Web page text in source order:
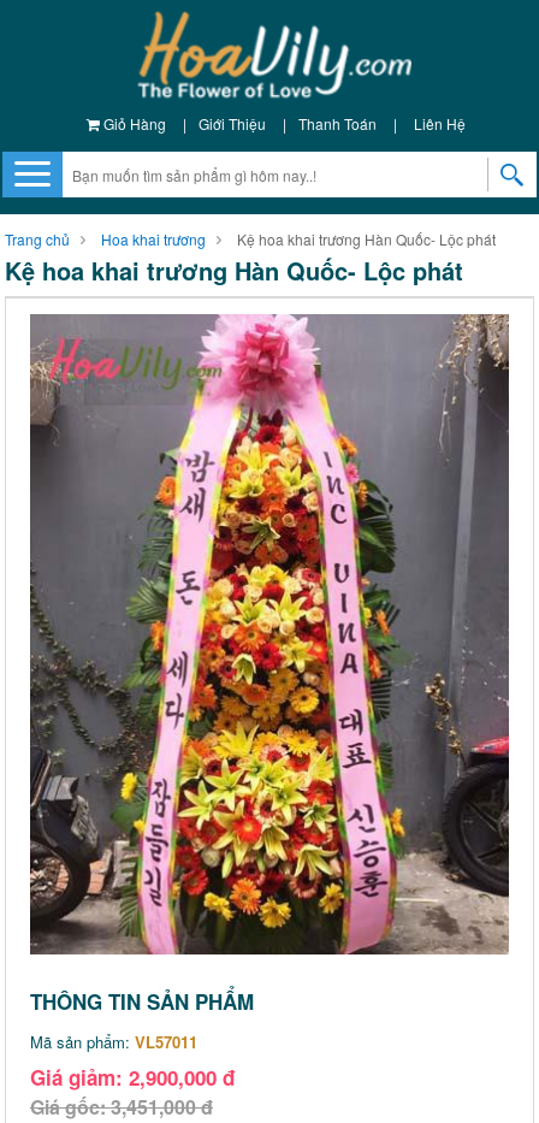
Giỏ Hàng | Giới Thiệu | Thanh Toán | Liên Hệ
Trang chủ Hoa khai trương Kệ hoa khai trương Hàn Quốc- Lộc phát
Kệ hoa khai trương Hàn Quốc- Lộc phát
THÔNG TIN SẢN PHẨM
Mã sản phẩm: VL57011
Giá giảm: 2,900,000 đ
Giá gốc: 3,451,000 đ